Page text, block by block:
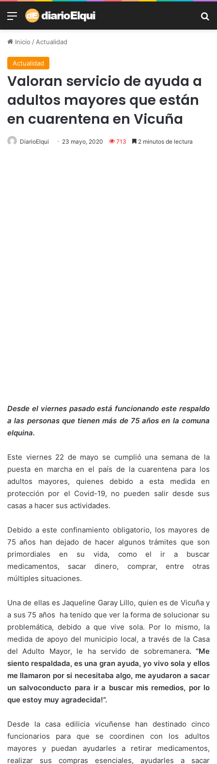
Menú
Inicio /Actualidad
Actualidad
Valoran servicio de ayuda a
adultos mayores que están
en cuarentena en Vicuña
DiarioElqui 23 mayo, 2020 713 2 minutos de lectura
Desde el viernes pasado está funcionando este respaldo
a las personas que tienen más de 75 años en la comuna
elquina.
Este viernes 22 de mayo se cumplió una semana de la
puesta en marcha en el país de la cuarentena para los
adultos mayores, quienes debido a esta medida en
protección por el Covid-19, no pueden salir desde sus
casas a hacer sus actividades.
Debido a este confinamiento obligatorio, los mayores de
75 años han dejado de hacer algunos trámites que son
primordiales en su vida, como el ir a buscar
medicamentos, sacar dinero, comprar, entre otras
múltiples situaciones.
Una de ellas es Jaqueline Garay Lillo, quien es de Vicuña y
a sus 75 años ha tenido que ver la forma de solucionar su
problemática, debido a que vive sola. Por lo mismo, la
medida de apoyo del municipio local, a través de la Casa
del Adulto Mayor, le ha servido de sobremanera. “Me
siento respaldada, es una gran ayuda, yo vivo sola y ellos
me llamaron por si necesitaba algo, me ayudaron a sacar
un salvoconducto para ir a buscar mis remedios, por lo
que estoy muy agradecida!”.
Desde la casa edilicia vicuñense han destinado cinco
funcionarios para que se coordinen con los adultos
mayores y puedan ayudarles a retirar medicamentos,
realizar sus compras esenciales, ayudarles a sacar